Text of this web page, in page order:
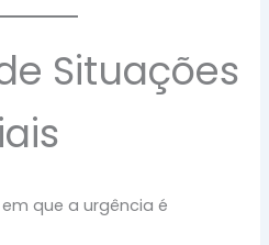
Situações
que a urgência é